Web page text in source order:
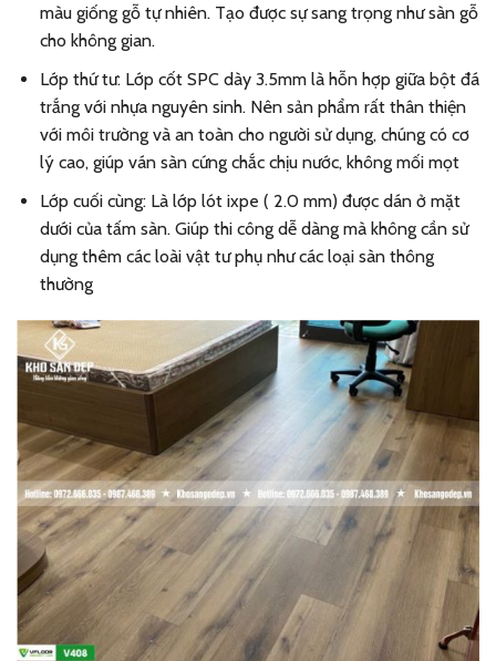
màu giống gỗ tự nhiên. Tạo được sự sang trọng như sàn gỗ
cho không gian.
Lớp thứ tư: Lớp cốt SPC dày 3.5mm là hỗn hợp giữa bột đá
trắng với nhựa nguyên sinh. Nên sản phẩm rất thân thiện
với môi trường và an toàn cho người sử dụng, chúng có cơ
lý cao, giúp ván sàn cứng chắc chịu nước, không mối mọt
Lớp cuối cùng: Là lớp lót ixpe ( 2.0 mm) được dán ở mặt
dưới của tấm sàn. Giúp thi công dễ dàng mà không cần sử
dụng thêm các loài vật tư phụ như các loại sàn thông
thường